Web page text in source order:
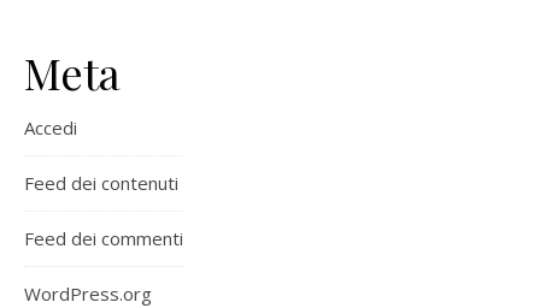
Meta
Accedi
Feed dei contenuti
Feed dei commenti
WordPress.org